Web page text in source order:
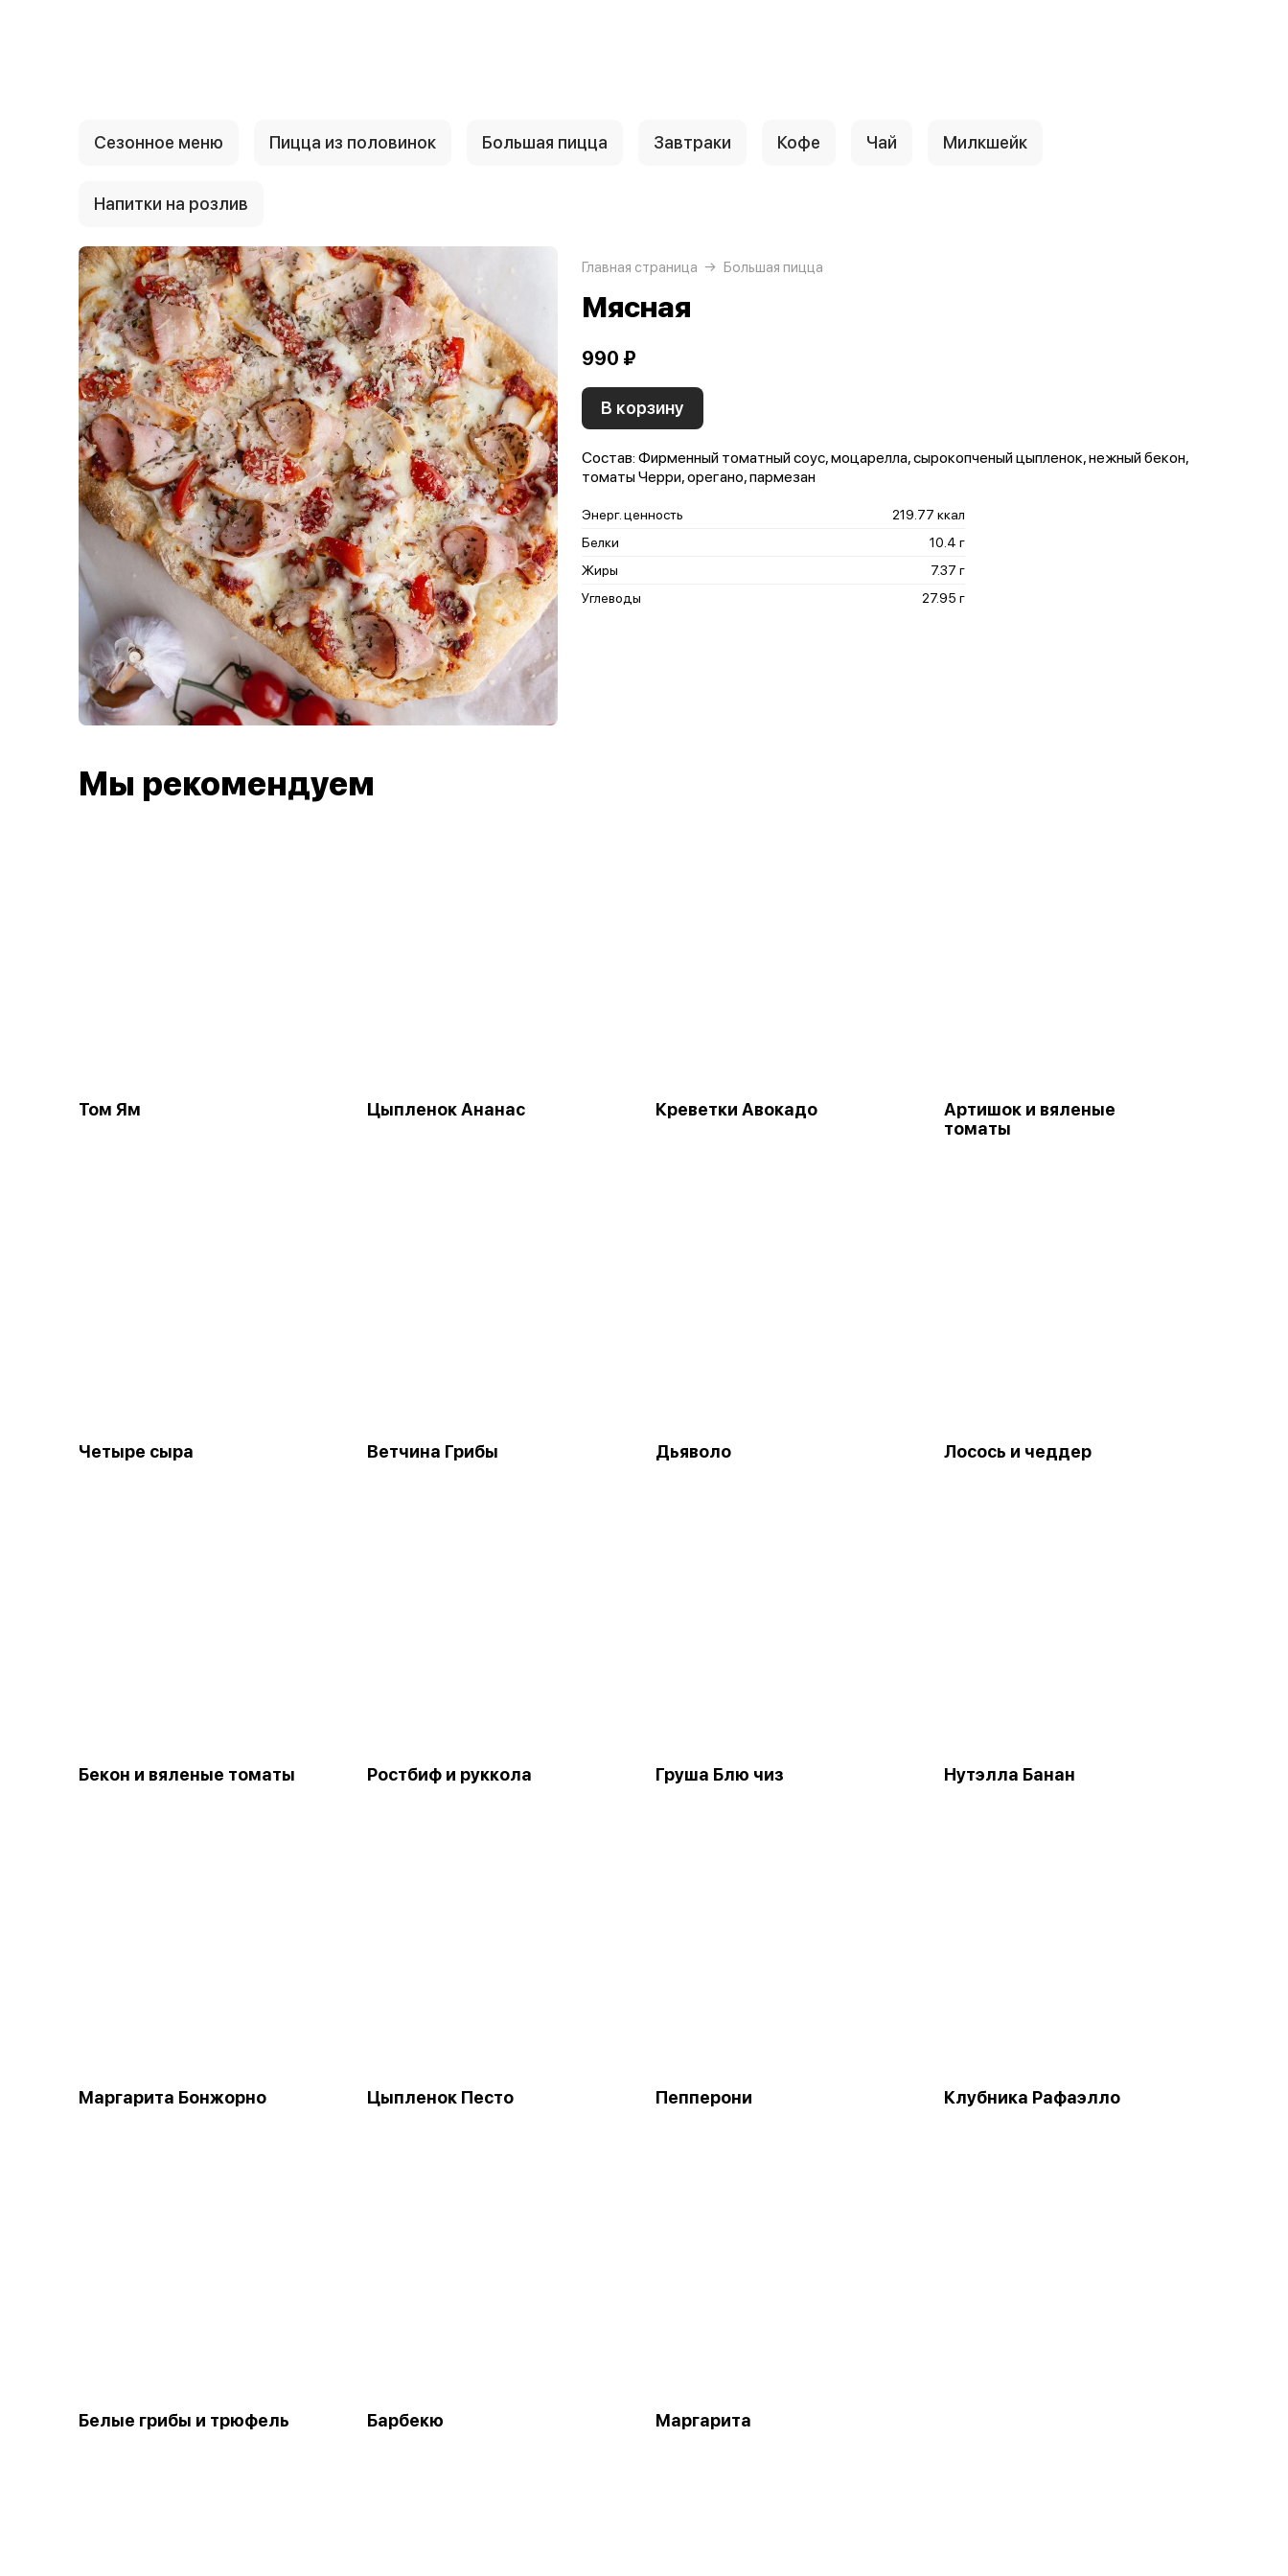
Сезонное меню Пицца из половинок Большая пицца Завтраки Кофе Чай Милкшейк
Напитки на розлив
Главная страница Большая пицца
Мясная
990 ₽
В корзину
Состав: Фирменный томатный соус, моцарелла, сырокопченый цыпленок, нежный бекон,
томаты Черри, орегано, пармезан
Энерг. ценность
219.77 ккал
Белки
10.4 г
Жиры
7.37 г
Углеводы
27.95 г
Мы рекомендуем
Том Ям Цыпленок Ананас Креветки Авокадо
Артишок и вяленые
томаты
Четыре сыра Ветчина Грибы Дьяволо Лосось и чеддер
Бекон и вяленые томаты Ростбиф и руккола Груша Блю чиз Нутэлла Банан
Маргарита Бонжорно Цыпленок Песто Пепперони Клубника Рафаэлло
Белые грибы и трюфель Барбекю Маргарита